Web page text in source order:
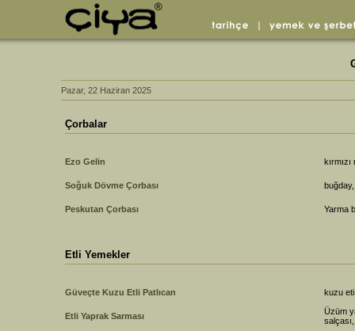
Pazar, 22 Haziran 2025
Çorbalar
Ezo Gelin
Soğuk Dövme Çorbası
Peskutan Çorbası Yarma
Etli Yemekler
Güveçte Kuzu Etli Patlıcan kuzu
Etli Yaprak Sarması
Üzüm